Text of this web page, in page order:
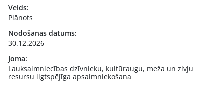
Veids:
Plānots
Nodošanas datums:
30.12.2026
Joma:
Lauksaimniecības dzīvnieku, kultūraugu, meža un zivju
resursu ilgtspējīga apsaimniekošana